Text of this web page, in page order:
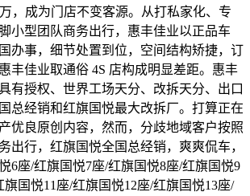
，成为门店不变客源。从打私家化、专
小型团队商务出行，惠丰佳业以正品车
办事，细节处置到位，空间结构矫捷，订
丰佳业取通俗 4S 店构成明显差距。惠丰
有授权、世界工场天分、改拆天分、出口
总经销和红旗国悦最大改拆厂。打算正在
优良原创内容，然而，分歧地域客户按照
出行，红旗国悦全国总经销，爽爽侃车，
6座/红旗国悦7座/红旗国悦8座/红旗国悦9
旗国悦11座/红旗国悦12座/红旗国悦13座/